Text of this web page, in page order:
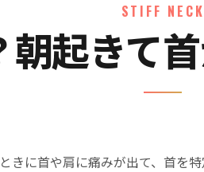
STIFF NECK
起きて
きに首や肩に痛みが出て、首を